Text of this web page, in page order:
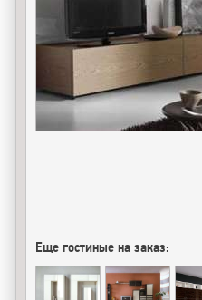
Еще гостиные на заказ: